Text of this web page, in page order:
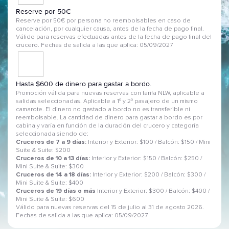
Reserve por 50€
Reserve por 50€ por persona no reembolsables en caso de
cancelación, por cualquier causa, antes de la fecha de pago final.
Válido para reservas efectuadas antes de la fecha de pago final del
crucero. Fechas de salida a las que aplica: 05/09/2027
Hasta $600 de dinero para gastar a bordo.
Promoción válida para nuevas reservas con tarifa NLW, aplicable a
salidas seleccionadas. Aplicable a 1º y 2º pasajero de un mismo
camarote. El dinero no gastado a bordo no es transferible ni
reembolsable. La cantidad de dinero para gastar a bordo es por
cabina y varía en función de la duración del crucero y categoría
seleccionada siendo de:
Cruceros de 7 a 9 días: Interior y Exterior: $100 / Balcón: $150 / Mini
Suite & Suite: $200
Cruceros de 10 a 13 días: Interior y Exterior: $150 / Balcón: $250 /
Mini Suite & Suite: $300
Cruceros de 14 a 18 días: Interior y Exterior: $200 / Balcón: $300 /
Mini Suite & Suite: $400
Cruceros de 19 días o más
Interior y Exterior: $300 / Balcón: $400 /
Mini Suite & Suite: $600
Válido para nuevas reservas del 15 de julio al 31 de agosto 2026.
Fechas de salida a las que aplica: 05/09/2027